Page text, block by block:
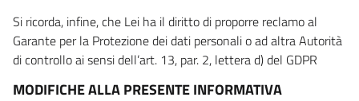
Si ricorda, infine, che Lei ha il diritto di proporre reclamo al
Garante per la Protezione dei dati personali o ad altra Autorità
di controllo ai sensi dell’art. 13, par. 2, lettera d) del GDPR
MODIFICHE ALLA PRESENTE INFORMATIVA